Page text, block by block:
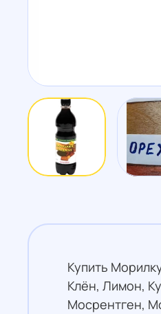
Купить
Клён, Лимон,
Мосрентген,